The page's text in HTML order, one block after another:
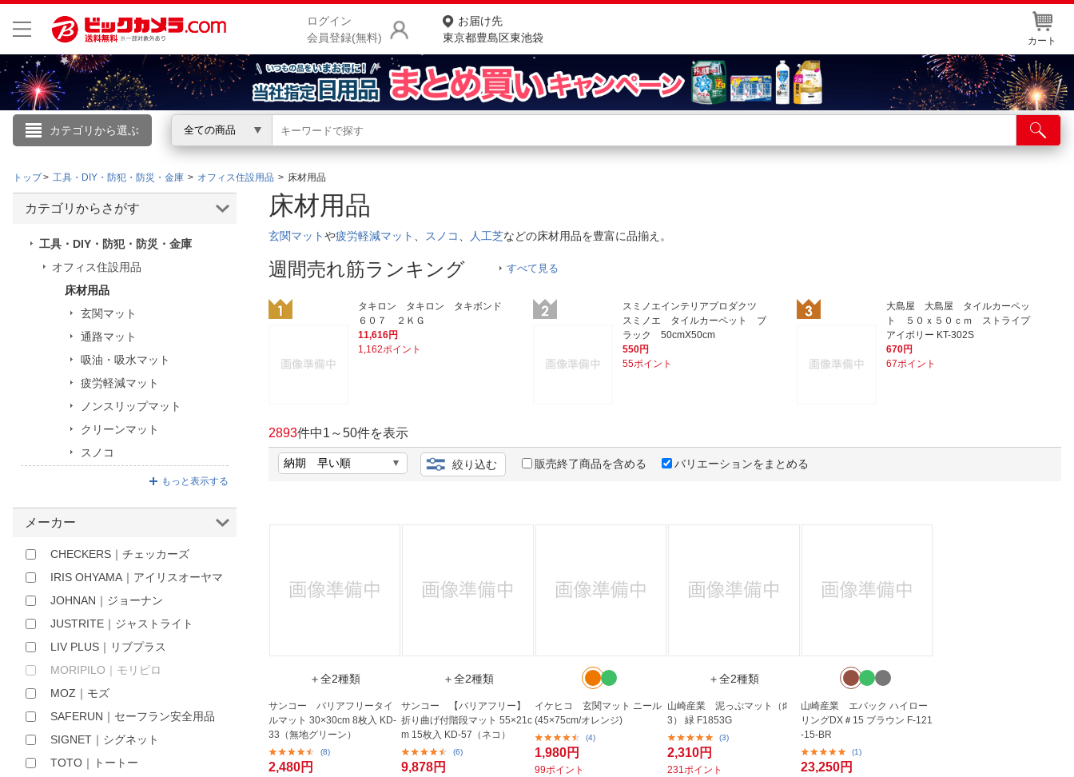
ログイン
会員登録(無料)
お届け先
東京都豊島区東池袋
カート
カテゴリから選ぶ 全ての商品
こんにちは
ログイン
お買いもの履歴
閲覧履歴
ほしいもの
お知らせ
お客様サポート
トップ 工具・DIY・防犯・防災・金庫 オフィス住設用品 床材用品
床材用品
玄関マットや疲労軽減マット スノコ 人工芝などの床材用品を豊富に品揃え。
週間売れ筋ランキング すべて見る
タキロン タキロン タキボンド
６０７ ２ＫＧ
11,616円
1,162ポイント
スミノエインテリアプロダクツ
スミノエ タイルカーペット ブ
ラック 50cmX50cm
550円
55ポイント
大島屋 大島屋 タイルカーペッ
ト ５０ｘ５０ｃｍ ストライプ
アイボリー KT-302S
670円
67ポイント
2893件中1 ～50件を表示
絞り込む 販売終了商品を含める バリエーションをまとめる
＋全2種類
サンコー バリアフリータイ
ルマット 30×30cm 8枚入 KD-
33（無地グリーン）
(8)
2,480円
＋全2種類
サンコー 【バリアフリー】
折り曲げ付階段マット 55×21c
m 15枚入 KD-57（ネコ）
(6)
9,878円
イケヒコ 玄関マット ニール
(45×75cm/オレンジ)
(4)
1,980円
99ポイント
＋全2種類
山崎産業 泥っぷマット（♯
3） 緑 F1853G
(3)
2,310円
231ポイント
山崎産業 エバック ハイロー
リングDX＃15 ブラウン F-121
-15-BR
(1)
23,250円
カテゴリからさがす
工具・DIY・防犯・防災・金庫
オフィス住設用品
床材用品
玄関マット
通路マット
吸油・吸水マット
疲労軽減マット
ノンスリップマット
クリーンマット
スノコ
もっと表示する
メーカー
CHECKERS｜チェッカーズ
IRIS OHYAMA｜アイリスオーヤマ
JOHNAN｜ジョーナン
JUSTRITE｜ジャストライト
LIV PLUS｜リブプラス
MORIPILO｜モリピロ
MOZ｜モズ
SAFERUN｜セーフラン安全用品
SIGNET｜シグネット
TOTO｜トートー